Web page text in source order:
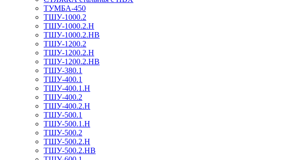
ТУМБА-450
ТШУ-1000.2
ТШУ-1000.2.Н
ТШУ-1000.2.НВ
ТШУ-1200.2
ТШУ-1200.2.Н
ТШУ-1200.2.НВ
ТШУ-380.1
ТШУ-400.1
ТШУ-400.1.Н
ТШУ-400.2
ТШУ-400.2.Н
ТШУ-500.1
ТШУ-500.1.Н
ТШУ-500.2
ТШУ-500.2.Н
ТШУ-500.2.НВ